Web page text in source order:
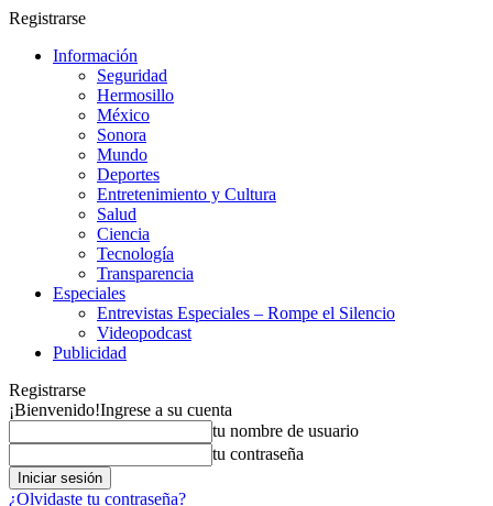
Registrarse
Información
Seguridad
Hermosillo
México
Sonora
Mundo
Deportes
Entretenimiento y Cultura
Salud
Ciencia
Tecnología
Transparencia
Especiales
Entrevistas Especiales – Rompe el Silencio
Videopodcast
Publicidad
Registrarse
¡Bienvenido!Ingrese a su cuenta
tu nombre de usuario
tu contraseña
¿Olvidaste tu contraseña?